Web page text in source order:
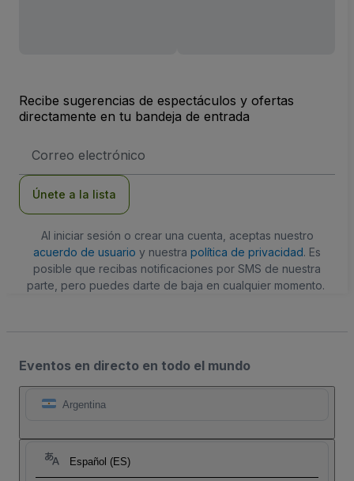
Recibe sugerencias de espectáculos y ofertas
directamente en tu bandeja de entrada
de
Únete a la lista
Al iniciar sesión o crear una cuenta, aceptas nuestro
acuerdo de usuario y nuestra política de privacidad. Es
posible que recibas notificaciones por SMS de nuestra
parte, pero puedes darte de baja en cualquier momento.
Eventos en directo en todo el mundo
Argentina
Español (ES)